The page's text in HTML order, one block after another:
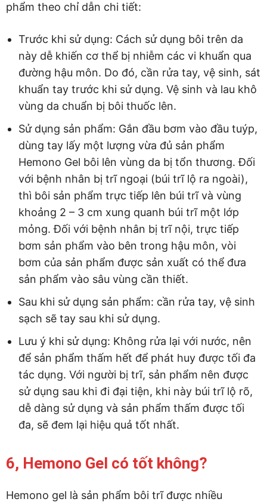
phẩm theo chỉ dẫn chi tiết:
Trước khi sử dụng: Cách sử dụng bôi trên da
này dễ khiến cơ thể bị nhiễm các vi khuẩn qua
đường hậu môn. Do đó, cần rửa tay, vệ sinh, sát
khuẩn tay trước khi sử dụng. Vệ sinh và lau khô
vùng da chuẩn bị bôi thuốc lên.
Sử dụng sản phẩm: Gắn đầu bơm vào đầu tuýp,
dùng tay lấy một lượng vừa đủ sản phẩm
Hemono Gel bôi lên vùng da bị tổn thương. Đối
với bệnh nhân bị trĩ ngoại (búi trĩ lộ ra ngoài),
thì bôi sản phẩm trực tiếp lên búi trĩ và vùng
khoảng 2 – 3 cm xung quanh búi trĩ một lớp
mỏng. Đối với bệnh nhân bị trĩ nội, trực tiếp
bơm sản phẩm vào bên trong hậu môn, vòi
bơm của sản phẩm được sản xuất có thể đưa
sản phẩm vào sâu vùng cần thiết.
Sau khi sử dụng sản phẩm: cần rửa tay, vệ sinh
sạch sẽ tay sau khi sử dụng.
Lưu ý khi sử dụng: Không rửa lại với nước, nên
để sản phẩm thấm hết để phát huy được tối đa
tác dụng. Với người bị trĩ, sản phẩm nên được
sử dụng sau khi đi đại tiện, khi này búi trĩ lộ rõ,
dễ dàng sử dụng và sản phẩm thấm được tối
đa, sẽ đem lại hiệu quả tốt nhất.
6, Hemono Gel có tốt không?
Hemono gel là sản phẩm bôi trĩ được nhiều